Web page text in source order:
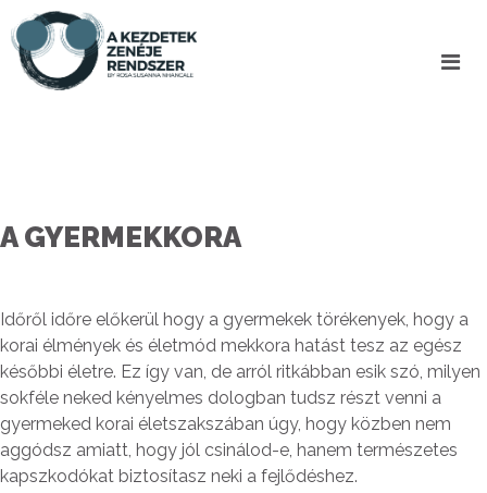
A GYERMEKKORA
Időről időre előkerül hogy a gyermekek törékenyek, hogy a
korai élmények és életmód mekkora hatást tesz az egész
későbbi életre. Ez így van, de arról ritkábban esik szó, milyen
sokféle neked kényelmes dologban tudsz részt venni a
gyermeked korai életszakszában úgy, hogy közben nem
aggódsz amiatt, hogy jól csinálod-e, hanem természetes
kapszkodókat biztosítasz neki a fejlődéshez.